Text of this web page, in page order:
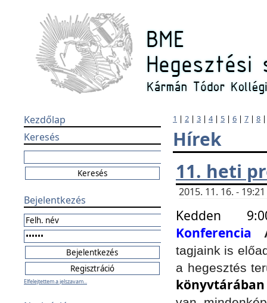
Kezdőlap
Keresés
Bejelentkezés
Elfelejtettem a jelszavam...
1 | 2 | 3 | 4| 5 | 6 | 7 | 8
Hírek
11. heti
2015. 11. 16. -
Kedden
Konferencia
tagjaink is
a hegesztés
könyvtárában